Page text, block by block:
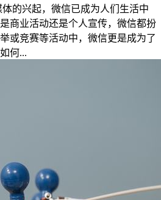
的兴起，微信已成为人们生活中
商业活动还是个人宣传，微信都扮
或竞赛等活动中，微信更是成为了
何...